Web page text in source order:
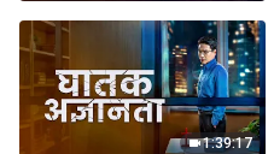
1:39:17